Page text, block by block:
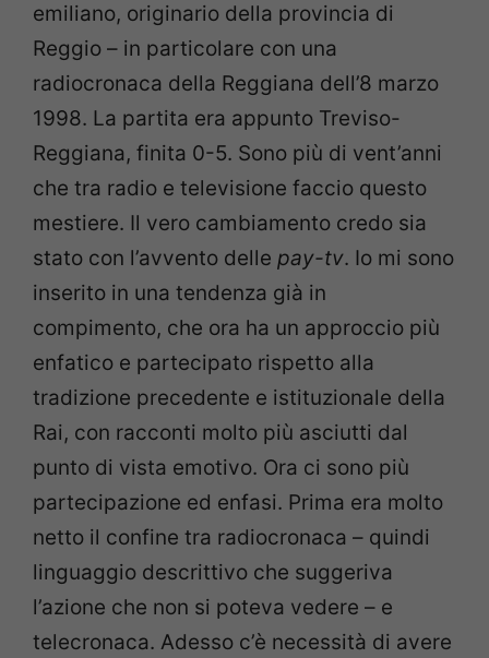
emiliano, originario della provincia di
Reggio – in particolare con una
radiocronaca della Reggiana dell’8 marzo
1998. La partita era appunto Treviso-
Reggiana, finita 0-5. Sono più di vent’anni
che tra radio e televisione faccio questo
mestiere. Il vero cambiamento credo sia
stato con l’avvento delle pay-tv. Io mi sono
inserito in una tendenza già in
compimento, che ora ha un approccio più
enfatico e partecipato rispetto alla
tradizione precedente e istituzionale della
Rai, con racconti molto più asciutti dal
punto di vista emotivo. Ora ci sono più
partecipazione ed enfasi. Prima era molto
netto il confine tra radiocronaca – quindi
linguaggio descrittivo che suggeriva
l’azione che non si poteva vedere – e
telecronaca. Adesso c’è necessità di avere